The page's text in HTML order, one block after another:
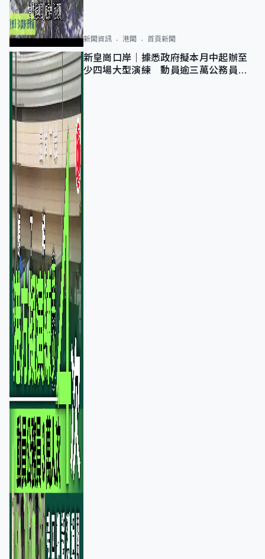
新聞資訊 港聞 首頁新聞
新皇崗口岸｜據悉政府擬本月中起辦至
少四場大型演練 動員逾三萬公務員人